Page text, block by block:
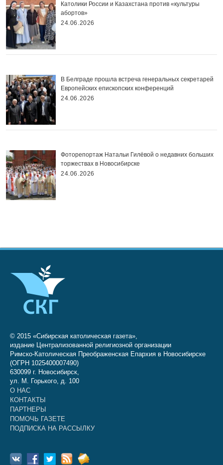
Католики России и Казахстана против «культуры
абортов»
24.06.2026
В Белграде прошла встреча генеральных секретарей
Европейских епископских конференций
24.06.2026
Фоторепортаж Натальи Гилёвой о недавних больших
торжествах в Новосибирске
24.06.2026
© 2015 «Сибирская католическая газета»,
издание Централизованной религиозной организации
Римско-Католическая Преображенская Епархия в Новосибирске
(ОГРН 1025400007490)
630099 г. Новосибирск,
ул. М. Горького, д. 100
О НАС
КОНТАКТЫ
ПАРТНЕРЫ
ПОМОЧЬ ГАЗЕТЕ
ПОДПИСКА НА РАССЫЛКУ